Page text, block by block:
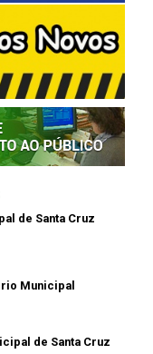
de Santa Cruz
Municipal
de Santa Cruz